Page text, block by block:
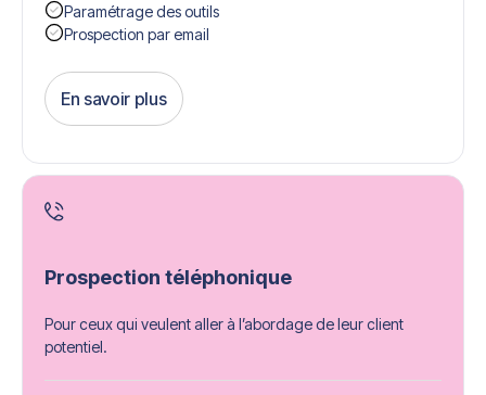
Paramétrage des outils
Prospection par email
En savoir plus
Get Started
Prospection téléphonique
Pour ceux qui veulent aller à l’abordage de leur client
potentiel.